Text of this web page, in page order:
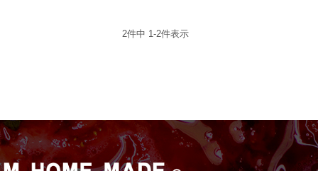
2件中 1-2件表示